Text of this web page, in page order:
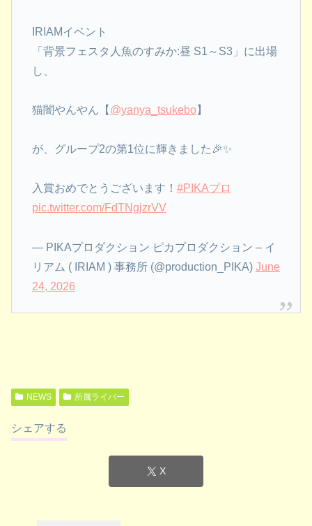
IRIAMイベント
「背景フェスタ人魚のすみか:昼 S1～S3」に出場
し、
猫闇やんやん【 @yanya_tsukebo】
が、グループ2の第1位に輝きました🎉✨
入賞おめでとうございます！ #PIKAプロ
pic.twitter.com/FdTNgjzrVV
— PIKAプロダクション ピカプロダクション – イ
リアム ( IRIAM ) 事務所 (@production_PIKA) June
24, 2026
NEWS 所属ライバー
シェアする
X